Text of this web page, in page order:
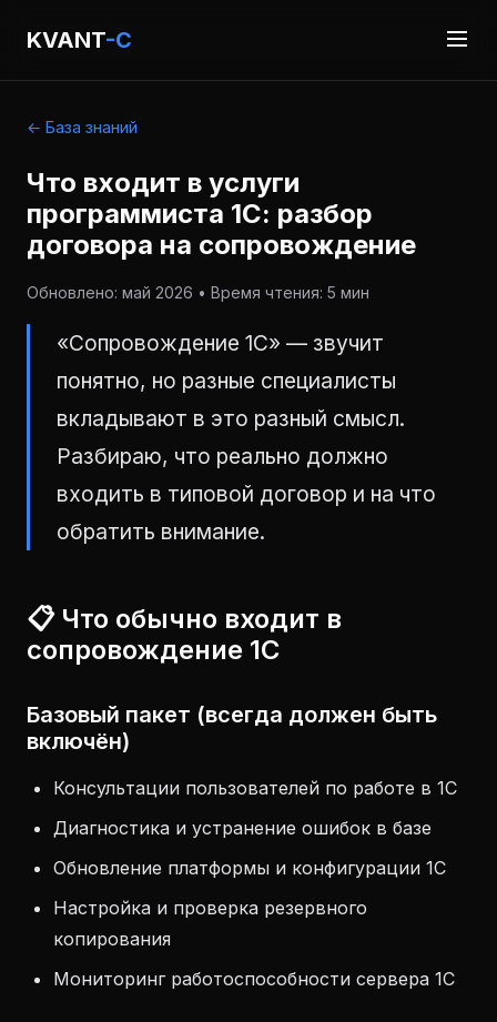
KVANT-C
← База знаний
Что входит в услуги
программиста 1С: разбор
договора на сопровождение
Обновлено: май 2026 • Время чтения: 5 мин
«Сопровождение 1С» — звучит
понятно, но разные специалисты
вкладывают в это разный смысл.
Разбираю, что реально должно
входить в типовой договор и на что
обратить внимание.
📋 Что обычно входит в
сопровождение 1С
Базовый пакет (всегда должен быть
включён)
Консультации пользователей по работе в 1С
Диагностика и устранение ошибок в базе
Обновление платформы и конфигурации 1С
Настройка и проверка резервного
копирования
Мониторинг работоспособности сервера 1С